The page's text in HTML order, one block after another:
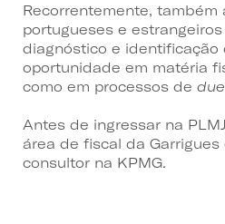
Recorrentemente,
portugueses e
diagnóstico e identificação
oportunidade em matéria
como em processos de
Antes de ingressar na
área de fiscal da
consultor na KPMG.